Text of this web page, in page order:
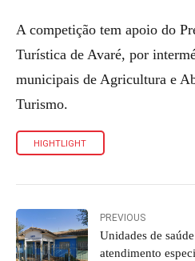
A competição tem apoio do
Turística de Avaré, por
municipais de Agricultura e
Turismo.
HIGHTLIGHT
PREVIOUS
Unidades de
atendimento